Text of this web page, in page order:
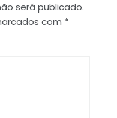
será publicado.
com *